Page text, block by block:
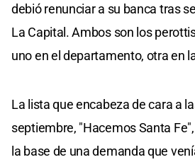
debió renunciar a su banca tras
La Capital. Ambos son los
uno en el departamento, otra en
La lista que encabeza de cara a
septiembre, "Hacemos Santa
la base de una demanda que